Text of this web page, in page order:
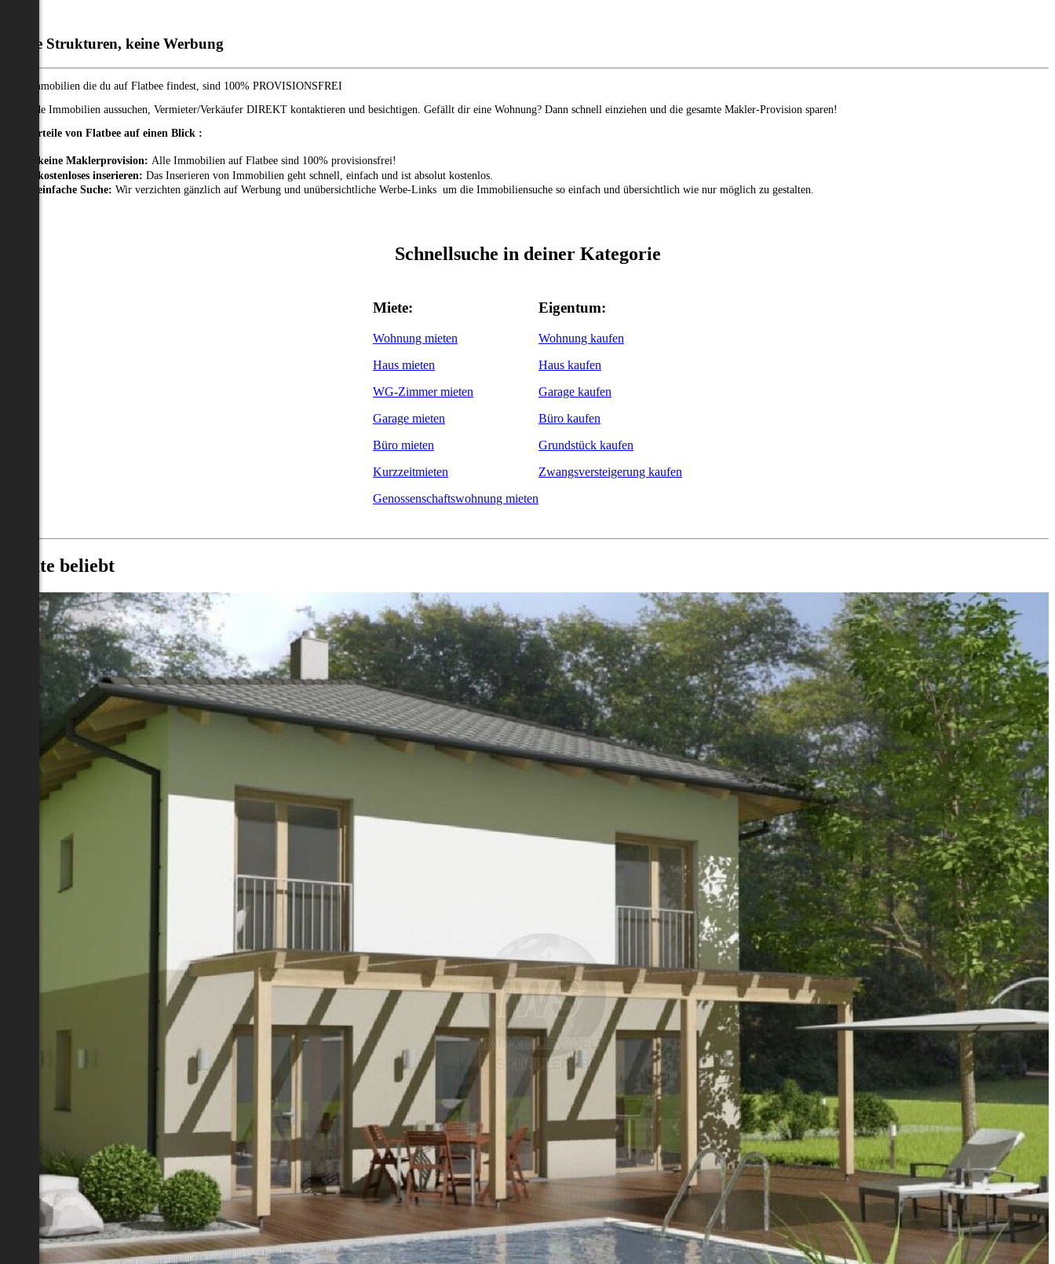
Klare Strukturen, keine Werbung
Alle Immobilien die du auf Flatbee findest, sind 100% PROVISIONSFREI
Passende Immobilien aussuchen, Vermieter/Verkäufer DIREKT kontaktieren und besichtigen. Gefällt dir eine Wohnung? Dann schnell einziehen und die gesamte Makler-Provision sparen!
Die Vorteile von Flatbee auf einen Blick :
keine Maklerprovision: Alle Immobilien auf Flatbee sind 100% provisionsfrei!
kostenloses inserieren: Das Inserieren von Immobilien geht schnell, einfach und ist absolut kostenlos.
einfache Suche: Wir verzichten gänzlich auf Werbung und unübersichtliche Werbe-Links um die Immobiliensuche so einfach und übersichtlich wie nur möglich zu gestalten.
Schnellsuche in deiner Kategorie
Miete:
Wohnung mieten
Haus mieten
WG-Zimmer mieten
Garage mieten
Büro mieten
Kurzzeitmieten
Genossenschaftswohnung mieten
Eigentum:
Wohnung kaufen
Haus kaufen
Garage kaufen
Büro kaufen
Grundstück kaufen
Zwangsversteigerung kaufen
Heute beliebt